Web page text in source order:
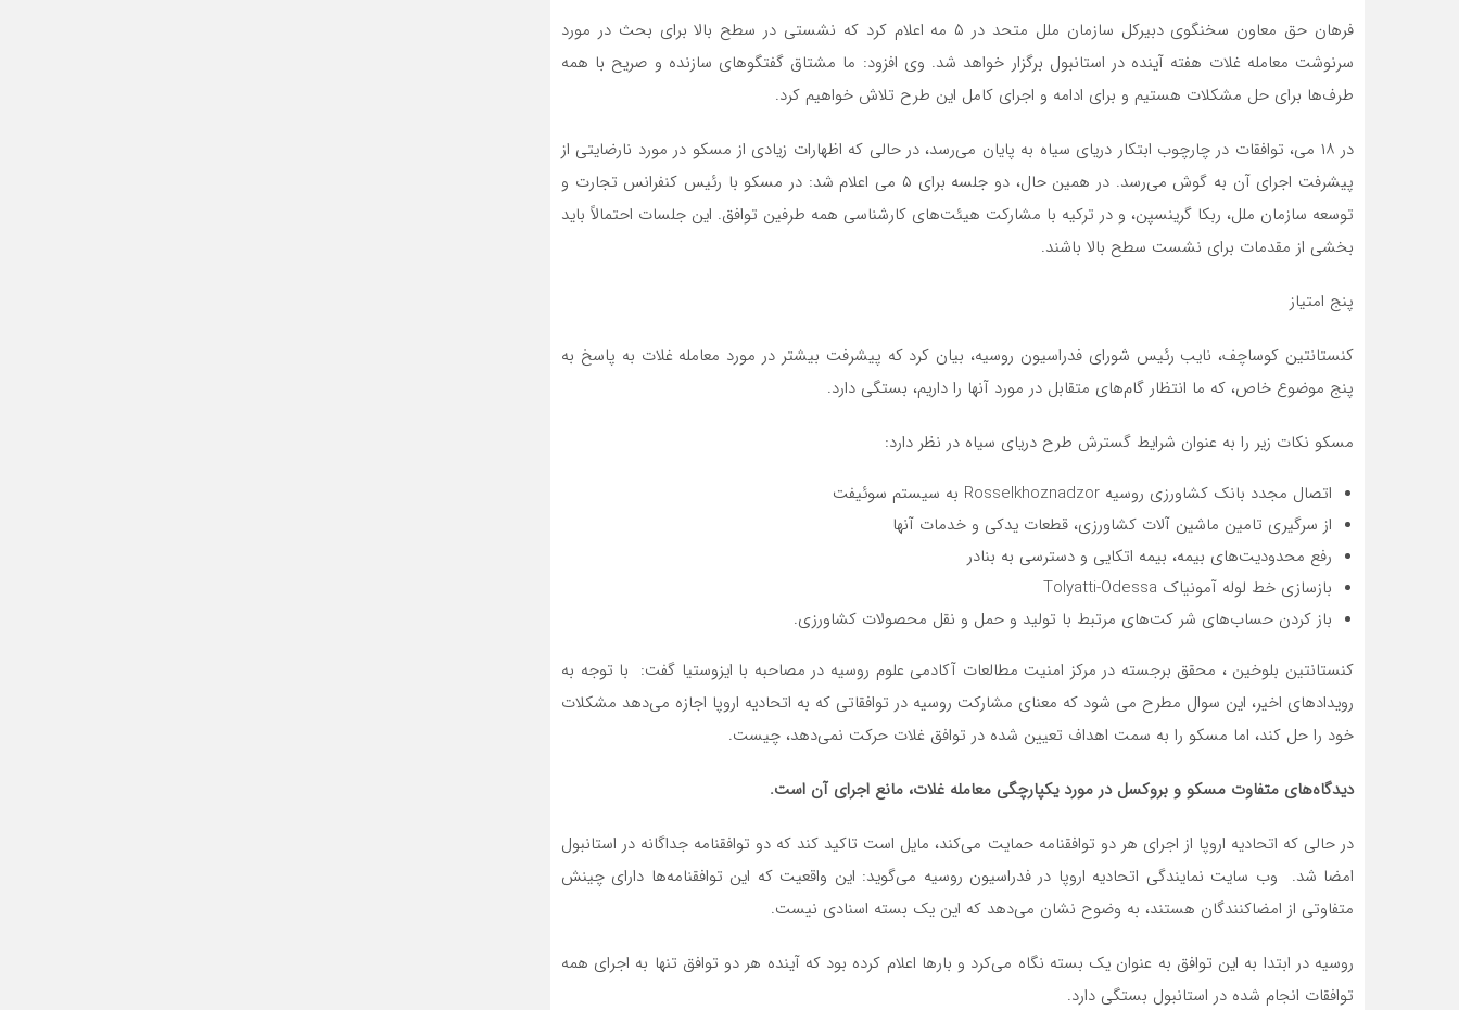
فرهان حق معاون سخنگوی دبیرکل سازمان ملل متحد در ۵ مه اعلام کرد که نشستی در سطح بالا برای بحث در مورد
سرنوشت معامله غلات هفته آینده در استانبول برگزار خواهد شد. وی افزود: ما مشتاق گفتگوهای سازنده و صریح با همه
طرف‌ها برای حل مشکلات هستیم و برای ادامه و اجرای کامل این طرح تلاش خواهیم کرد.
در ۱۸ می، توافقات در چارچوب ابتکار دریای سیاه به پایان می‌رسد، در حالی که اظهارات زیادی از مسکو در مورد نارضایتی از
پیشرفت اجرای آن به گوش می‌رسد. در همین حال، دو جلسه برای ۵ می اعلام شد: در مسکو با رئیس کنفرانس تجارت و
توسعه سازمان ملل، ربکا گرینسپن، و در ترکیه با مشارکت هیئت‌های کارشناسی همه طرفین توافق. این جلسات احتمالاً باید
بخشی از مقدمات برای نشست سطح بالا باشند.
پنج امتیاز
کنستانتین کوساچف، نایب رئیس شورای فدراسیون روسیه، بیان کرد که پیشرفت بیشتر در مورد معامله غلات به پاسخ به
پنج موضوع خاص، که ما انتظار گام‌های متقابل در مورد آنها را داریم، بستگی دارد.
مسکو نکات زیر را به عنوان شرایط گسترش طرح دریای سیاه در نظر دارد:
اتصال مجدد بانک کشاورزی روسیه Rosselkhoznadzor به سیستم سوئیفت
از سرگیری تامین ماشین آلات کشاورزی، قطعات یدکی و خدمات آنها
رفع محدودیت‌های بیمه، بیمه اتکایی و دسترسی به بنادر
بازسازی خط لوله آمونیاک Tolyatti-Odessa
باز کردن حساب‌های شر کت‌های مرتبط با تولید و حمل و نقل محصولات کشاورزی.
کنستانتین بلوخین ، محقق برجسته در مرکز امنیت مطالعات آکادمی علوم روسیه در مصاحبه با ایزوستیا گفت: با توجه به
رویدادهای اخیر، این سوال مطرح می شود که معنای مشارکت روسیه در توافقاتی که به اتحادیه اروپا اجازه می‌دهد مشکلات
خود را حل کند، اما مسکو را به سمت اهداف تعیین شده در توافق غلات حرکت نمی‌دهد، چیست.
دیدگاه‌های متفاوت مسکو و بروکسل در مورد یکپارچگی معامله غلات، مانع اجرای آن است.
در حالی که اتحادیه اروپا از اجرای هر دو توافقنامه حمایت می‌کند، مایل است تاکید کند که دو توافقنامه جداگانه در استانبول
امضا شد. وب سایت نمایندگی اتحادیه اروپا در فدراسیون روسیه می‌گوید: این واقعیت که این توافقنامه‌ها دارای چینش
متفاوتی از امضاکنندگان هستند، به وضوح نشان می‌دهد که این یک بسته اسنادی نیست.
روسیه در ابتدا به این توافق به عنوان یک بسته نگاه می‌کرد و بارها اعلام کرده بود که آینده هر دو توافق تنها به اجرای همه
توافقات انجام شده در استانبول بستگی دارد.